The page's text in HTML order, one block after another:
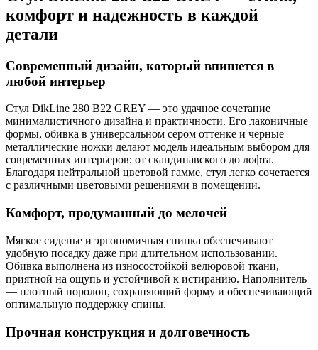
комфорт и надежность в каждой
детали
Современный дизайн, который впишется в
любой интерьер
Стул DikLine 280 B22 GREY — это удачное сочетание
минималистичного дизайна и практичности. Его лаконичные
формы, обивка в универсальном сером оттенке и черные
металлические ножки делают модель идеальным выбором для
современных интерьеров: от скандинавского до лофта.
Благодаря нейтральной цветовой гамме, стул легко сочетается
с различными цветовыми решениями в помещении.
Комфорт, продуманный до мелочей
Мягкое сиденье и эргономичная спинка обеспечивают
удобную посадку даже при длительном использовании.
Обивка выполнена из износостойкой велюровой ткани,
приятной на ощупь и устойчивой к истиранию. Наполнитель
— плотный поролон, сохраняющий форму и обеспечивающий
оптимальную поддержку спины.
Прочная конструкция и долговечность